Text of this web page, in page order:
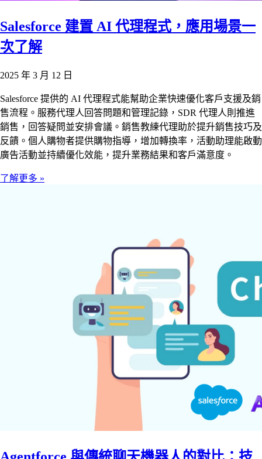
Salesforce 建置 AI 代理程式，應用場景一
次了解
2025 年 3 月 12 日
Salesforce 提供的 AI 代理程式能幫助企業快速優化客戶支援及銷
售流程。服務代理人回答問題和管理記錄，SDR 代理人則推進
銷售，回答疑問並安排會議。銷售教練代理助於提升銷售技巧及
反饋。個人購物者提供購物指導，增加轉換率，活動助理能啟動
廣告活動並持續優化效能，提升業務結果和客戶滿意度。
了解更多 »